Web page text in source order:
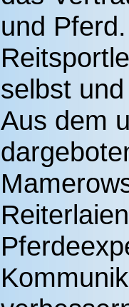
und
selbst
Aus dem